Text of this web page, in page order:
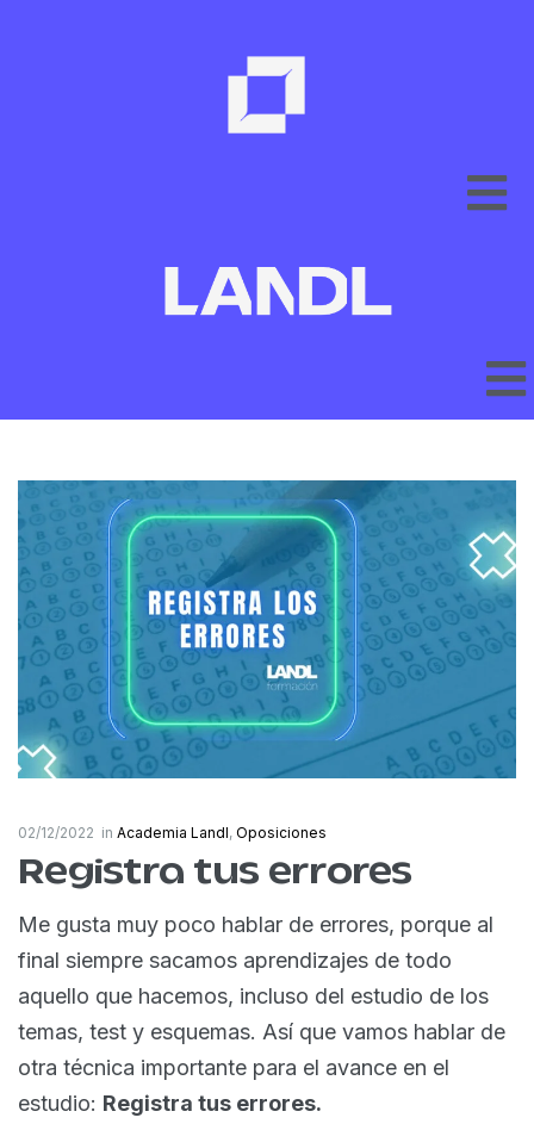
02/12/2022 in Academia Landl, Oposiciones
Registra tus errores
Me gusta muy poco hablar de errores, porque al
final siempre sacamos aprendizajes de todo
aquello que hacemos, incluso del estudio de los
temas, test y esquemas. Así que vamos hablar de
otra técnica importante para el avance en el
estudio: Registra tus errores.